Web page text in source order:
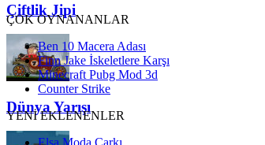
Çiftlik Jipi
Dünya Yarışı
ÇOK OYNANANLAR
Ben 10 Macera Adası
Finn Jake İskeletlere Karşı
Minecraft Pubg Mod 3d
Counter Strike
YENİ EKLENENLER
Elsa Moda Çarkı